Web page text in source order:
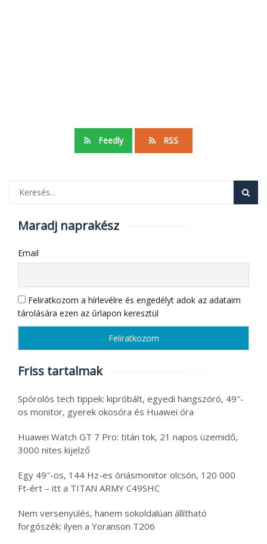
Feedly RSS
Maradj naprakész
Email
Feliratkozom a hírlevélre és engedélyt adok az adataim
tárolására ezen az űrlapon keresztül
Friss tartalmak
Spórolós tech tippek: kipróbált, egyedi hangszóró, 49″-
os monitor, gyerek okosóra és Huawei óra
Huawei Watch GT 7 Pro: titán tok, 21 napos üzemidő,
3000 nites kijelző
Egy 49″-os, 144 Hz-es óriásmonitor olcsón, 120 000
Ft-ért – itt a TITAN ARMY C49SHC
Nem versenyülés, hanem sokoldalúan állítható
forgószék: ilyen a Yoranson T206